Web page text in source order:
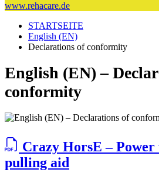
www.rehacare.de
STARTSEITE
English (EN)
Declarations of conformity
English (EN) –
conformity
Crazy HorsE –
pulling aid